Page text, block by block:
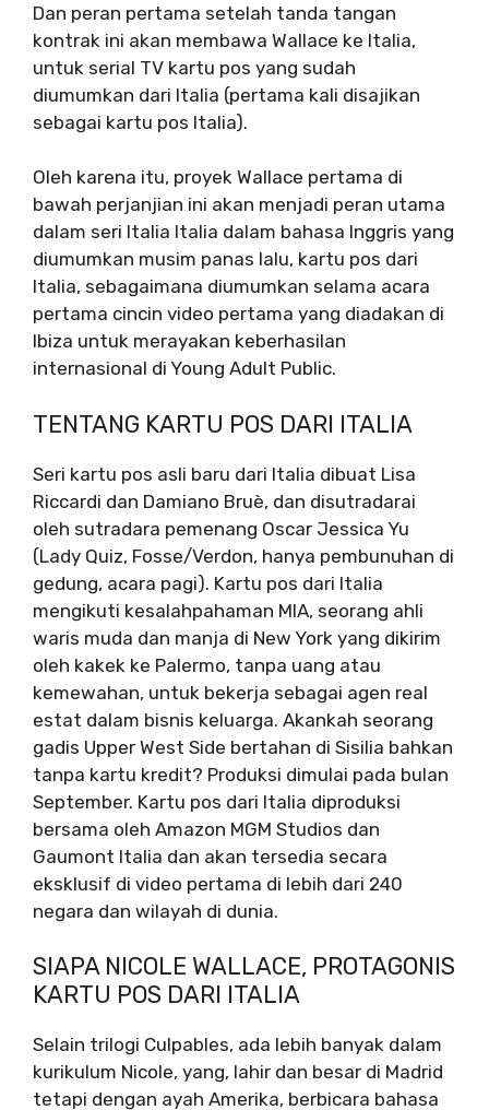
Dan peran pertama setelah tanda tangan
kontrak ini akan membawa Wallace ke Italia,
untuk serial TV kartu pos yang sudah
diumumkan dari Italia (pertama kali disajikan
sebagai kartu pos Italia).
Oleh karena itu, proyek Wallace pertama di
bawah perjanjian ini akan menjadi peran utama
dalam seri Italia Italia dalam bahasa Inggris yang
diumumkan musim panas lalu, kartu pos dari
Italia, sebagaimana diumumkan selama acara
pertama cincin video pertama yang diadakan di
Ibiza untuk merayakan keberhasilan
internasional di Young Adult Public.
TENTANG KARTU POS DARI ITALIA
Seri kartu pos asli baru dari Italia dibuat Lisa
Riccardi dan Damiano Bruè, dan disutradarai
oleh sutradara pemenang Oscar Jessica Yu
(Lady Quiz, Fosse/Verdon, hanya pembunuhan di
gedung, acara pagi). Kartu pos dari Italia
mengikuti kesalahpahaman MIA, seorang ahli
waris muda dan manja di New York yang dikirim
oleh kakek ke Palermo, tanpa uang atau
kemewahan, untuk bekerja sebagai agen real
estat dalam bisnis keluarga. Akankah seorang
gadis Upper West Side bertahan di Sisilia bahkan
tanpa kartu kredit? Produksi dimulai pada bulan
September. Kartu pos dari Italia diproduksi
bersama oleh Amazon MGM Studios dan
Gaumont Italia dan akan tersedia secara
eksklusif di video pertama di lebih dari 240
negara dan wilayah di dunia.
SIAPA NICOLE WALLACE, PROTAGONIS
KARTU POS DARI ITALIA
Selain trilogi Culpables, ada lebih banyak dalam
kurikulum Nicole, yang, lahir dan besar di Madrid
tetapi dengan ayah Amerika, berbicara bahasa